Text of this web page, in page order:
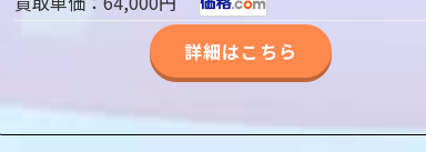
詳細はこちら